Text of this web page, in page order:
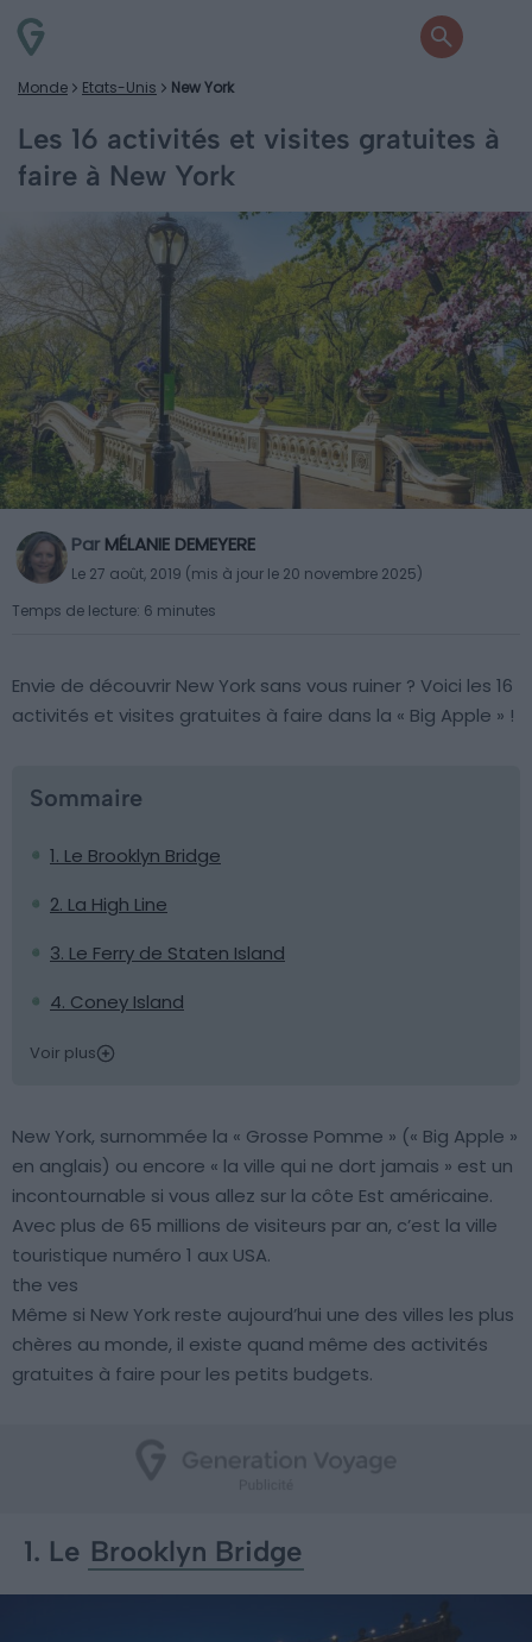
Monde Etats-Unis New York
Les 16 activités et visites gratuites à
faire à New York
Par MÉLANIE DEMEYERE
Le 27 août, 2019 (mis à jour le 20 novembre 2025)
Temps de lecture: 6 minutes
Envie de découvrir New York sans vous ruiner ? Voici les 16
activités et visites gratuites à faire dans la « Big Apple » !
Sommaire
1. Le Brooklyn Bridge
2. La High Line
3. Le Ferry de Staten Island
4. Coney Island
Voir plus
New York, surnommée la « Grosse Pomme » (« Big Apple »
en anglais) ou encore « la ville qui ne dort jamais » est un
incontournable si vous allez sur la côte Est américaine.
Avec plus de 65 millions de visiteurs par an, c’est la ville
touristique numéro 1 aux USA.
the ves
Même si New York reste aujourd’hui une des villes les plus
chères au monde, il existe quand même des activités
gratuites à faire pour les petits budgets.
1. Le Brooklyn Bridge